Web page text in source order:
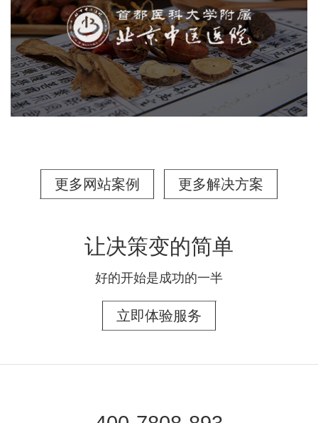
更多网站案例 更多解决方案
让决策变的简单
好的开始是成功的一半
立即体验服务